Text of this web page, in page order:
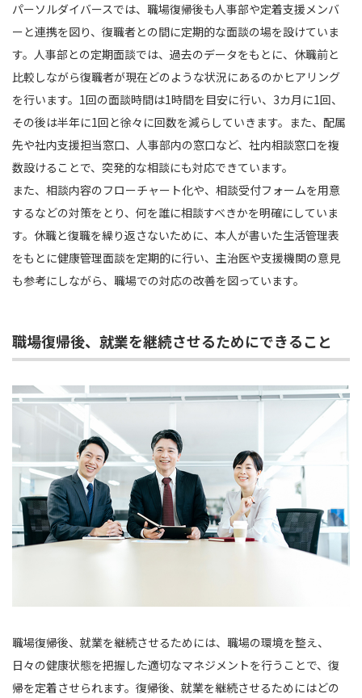
パーソルダイバースでは、職場復帰後も人事部や定着支援メンバ
ーと連携を図り、復職者との間に定期的な面談の場を設けていま
す。人事部との定期面談では、過去のデータをもとに、休職前と
比較しながら復職者が現在どのような状況にあるのかヒアリング
を行います。1回の面談時間は1時間を目安に行い、3カ月に1回、
その後は半年に1回と徐々に回数を減らしていきます。また、配属
先や社内支援担当窓口、人事部内の窓口など、社内相談窓口を複
数設けることで、突発的な相談にも対応できています。
また、相談内容のフローチャート化や、相談受付フォームを用意
するなどの対策をとり、何を誰に相談すべきかを明確にしていま
す。休職と復職を繰り返さないために、本人が書いた生活管理表
をもとに健康管理面談を定期的に行い、主治医や支援機関の意見
も参考にしながら、職場での対応の改善を図っています。
職場復帰後、就業を継続させるためにできること
職場復帰後、就業を継続させるためには、職場の環境を整え、
日々の健康状態を把握した適切なマネジメントを行うことで、復
帰を定着させられます。復帰後、就業を継続させるためにはどの